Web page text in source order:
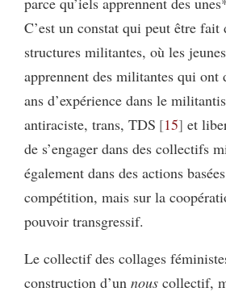
C’est un constat qui peut être fait
structures militantes, où les
apprennent des militantes qui
ans d’expérience dans le
antiraciste, trans, TDS 15 et
de s’engager dans des collectifs
également dans des actions
compétition, mais sur la
pouvoir transgressif.
Le collectif des collages
construction d’un nous collectif,